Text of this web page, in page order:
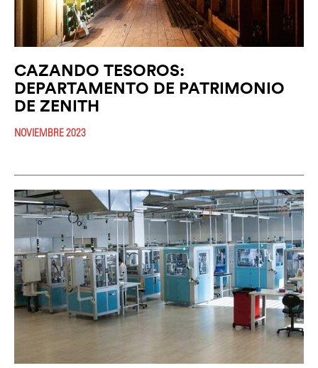
CAZANDO TESOROS:
DEPARTAMENTO DE PATRIMONIO
DE ZENITH
NOVIEMBRE 2023